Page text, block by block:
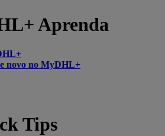
Aprenda
novo no MyDHL+
Tips